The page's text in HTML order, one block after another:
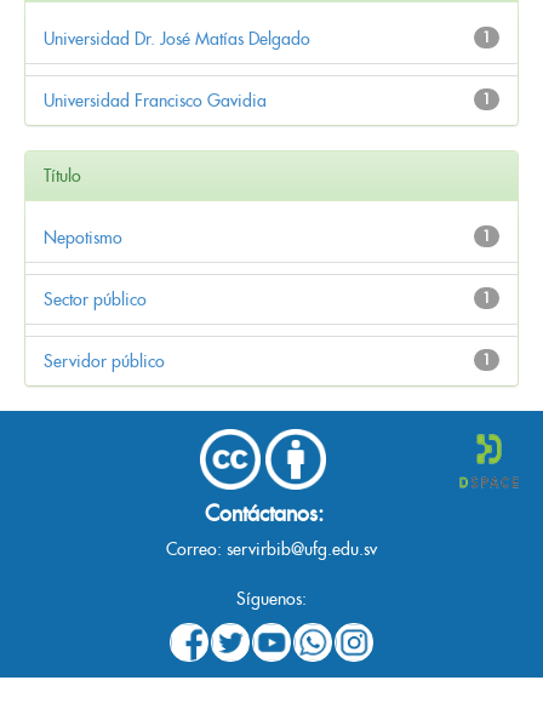
1
Universidad Dr. José Matías Delgado
1
Universidad Francisco Gavidia
Título
1
Nepotismo
1
Sector público
1
Servidor público
Contáctanos:
Correo: servirbib@ufg.edu.sv
Síguenos: